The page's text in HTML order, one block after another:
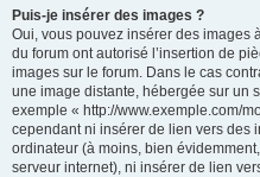
Puis-je insérer des images ?
Oui, vous pouvez insérer des images
du forum ont autorisé l’insertion de
images sur le forum. Dans le cas
une image distante, hébergée sur un
exemple « http://www.exemple.com/
cependant ni insérer de lien vers des
ordinateur (à moins, bien
serveur internet), ni insérer de lien